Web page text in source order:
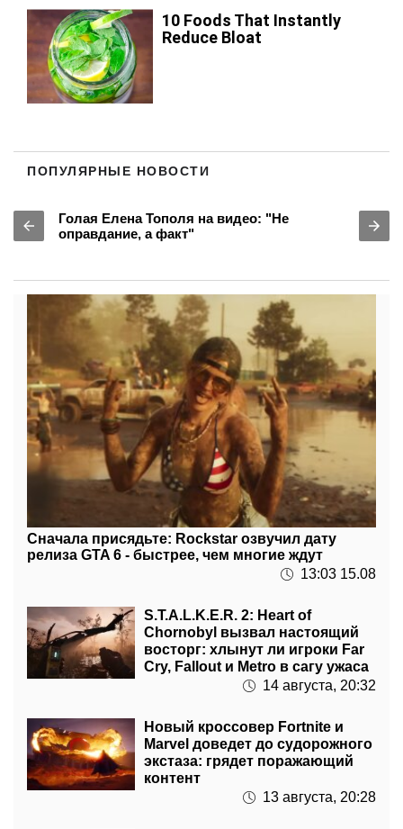
Сначала присядьте: Rockstar озвучил дату
релиза GTA 6 - быстрее, чем многие ждут
13:03 15.08
S.T.A.L.K.E.R. 2: Heart of
восторг: хлынут ли игроки Far
Cry, Fallout и Metro в сагу ужаса
14 августа, 20:32
Новый кроссовер Fortnite и
экстаза: грядет поражающий
контент
13 августа, 20:28
Теперь можно играть в